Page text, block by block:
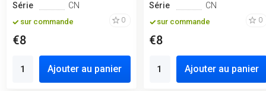
Série
CN
sur commande 0
€8
Ajouter au panier
Série
CN
sur commande 0
€8
Ajouter au panier